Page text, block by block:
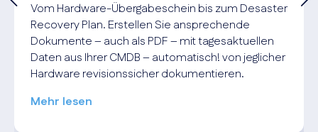
Vom Hardware-Übergabeschein bis zum Desaster
Recovery Plan. Erstellen Sie ansprechende
Dokumente – auch als PDF – mit tagesaktuellen
Daten aus Ihrer CMDB – automatisch! von jeglicher
Hardware revisionssicher dokumentieren.
Mehr lesen